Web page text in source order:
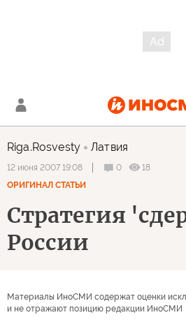
Riga.Rosvesty Латвия
12 июня 2007 19:08 0
18
ОРИГИНАЛ СТАТЬИ
Стратегия
России
Материалы ИноСМИ содержат оценки
и не отражают позицию редакции ИноСМИ